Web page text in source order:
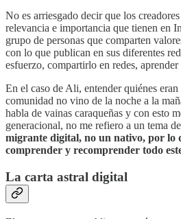
No es arriesgado decir que los
relevancia e importancia que tienen en
grupo de personas que comparten
con lo que publican en sus diferentes
esfuerzo, compartirlo en redes, aprender
En el caso de Ali, entender quiénes eran
comunidad no vino de la noche a la
habla de vainas caraqueñas y con esto
generacional, no me refiero a un tema
migrante digital, no un nativo, por lo
comprender y recomprender todo
La carta astral digital